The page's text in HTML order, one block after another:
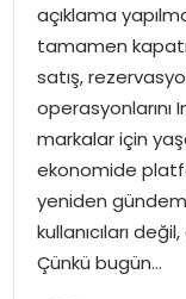
EKONOMI
MAGAZIN
DÜNYA
OTOMOBIL
açıklama
tamamen
satış,
markalar için
ekonomide
yeniden
kullanıcıları
Çünkü bugün…